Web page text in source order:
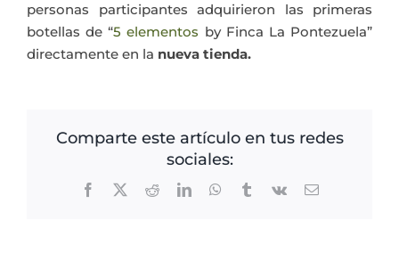
personas participantes adquirieron las primeras
botellas de “5 elementos by Finca La Pontezuela”
directamente en la nueva tienda.
Comparte este artículo en tus redes
sociales:
Facebook
X RedditLinkedInWhatsApp
TumblrVk
Correo